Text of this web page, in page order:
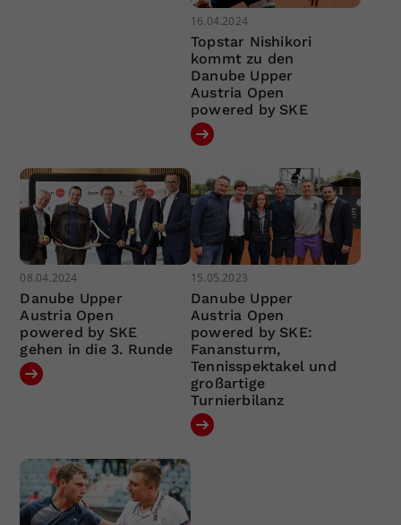
16.04.2024
Topstar Nishikori
kommt zu den
Danube Upper
Austria Open
powered by SKE
08.04.2024
Danube Upper
Austria Open
powered by SKE
gehen in die 3. Runde
15.05.2023
Danube Upper
Austria Open
powered by SKE:
Fanansturm,
Tennisspektakel und
großartige
Turnierbilanz